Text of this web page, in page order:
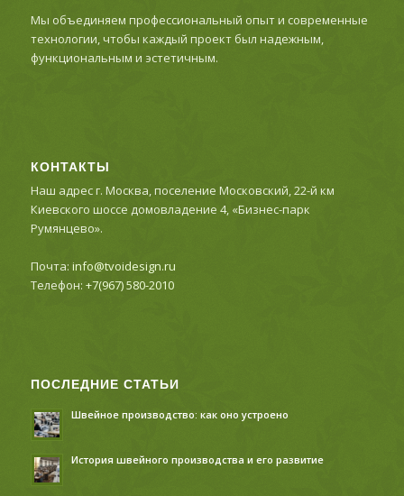
Мы объединяем профессиональный опыт и современные
технологии, чтобы каждый проект был надежным,
функциональным и эстетичным.
КОНТАКТЫ
Наш адрес г. Москва, поселение Московский, 22-й км
Киевского шоссе домовладение 4, «Бизнес-парк
Румянцево».
Почта: info@tvoidesign.ru
Телефон: +7(967) 580-2010
ПОСЛЕДНИЕ СТАТЬИ
Швейное производство: как оно устроено
История швейного производства и его развитие